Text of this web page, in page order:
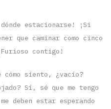
estacionarse! ¡Si
que caminar como cinco
contigo!
cómo siento, ¿vacío?
Sí, sé que me tengo
deben estar esperando